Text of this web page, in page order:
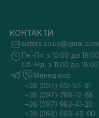
КОНТАКТИ
sisters.co.ua@gmail.com
Пн.-Пт. з 10:00 до 19:00
Сб.-Нд. з 11:00 до 18:00
Менеджер
+38 (097) 612-54-81
+38 (097) 788-12-88
+38 (097) 983-41-20
+38 (068) 693-46-00